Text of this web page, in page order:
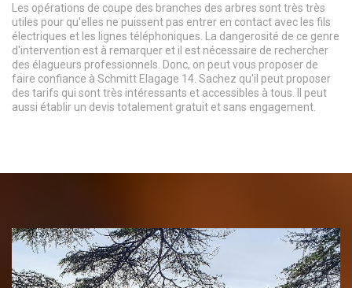
Les opérations de coupe des branches des arbres sont très très
utiles pour qu'elles ne puissent pas entrer en contact avec les fils
électriques et les lignes téléphoniques. La dangerosité de ce genre
d'intervention est à remarquer et il est nécessaire de rechercher
des élagueurs professionnels. Donc, on peut vous proposer de
faire confiance à Schmitt Elagage 14. Sachez qu'il peut proposer
des tarifs qui sont très intéressants et accessibles à tous. Il peut
aussi établir un devis totalement gratuit et sans engagement.